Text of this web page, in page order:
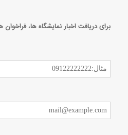
برای دریافت اخبار نمایشگاه ها،